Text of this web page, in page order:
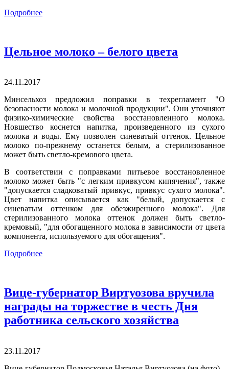
Подробнее
Цельное молоко – белого цвета
24.11.2017
Минсельхоз предложил поправки в техрегламент "О
безопасности молока и молочной продукции". Они уточняют
физико-химические свойства восстановленного молока.
Новшество коснется напитка, произведенного из сухого
молока и воды. Ему позволен синеватый оттенок. Цельное
молоко по-прежнему останется белым, а стерилизованное
может быть светло-кремового цвета.
В соответствии с поправками питьевое восстановленное
молоко может быть "с легким привкусом кипячения", также
"допускается сладковатый привкус, привкус сухого молока".
Цвет напитка описывается как "белый, допускается с
синеватым оттенком для обезжиренного молока". Для
стерилизованного молока оттенок должен быть светло-
кремовый, "для обогащенного молока в зависимости от цвета
компонента, используемого для обогащения".
Подробнее
Вице-губернатор Виртуозова вручила
награды на торжестве в честь Дня
работника сельского хозяйства
23.11.2017